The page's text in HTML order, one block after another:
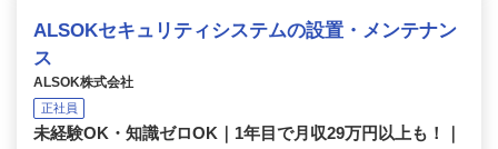
ALSOKセキュリティシステムの設置・メンテナン
ス
ALSOK株式会社
正社員
未経験OK・知識ゼロOK｜1年目で月収29万円以上も！｜